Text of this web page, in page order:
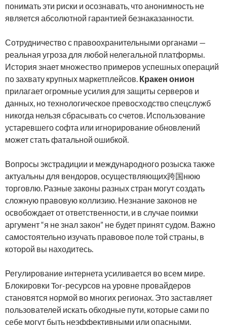
понимать эти риски и осознавать, что анонимность не
является абсолютной гарантией безнаказанности.
Сотрудничество с правоохранительными органами —
реальная угроза для любой нелегальной платформы.
История знает множество примеров успешных операций
по захвату крупных маркетплейсов. Кракен онион
прилагает огромные усилия для защиты серверов и
данных, но технологическое превосходство спецслужб
никогда нельзя сбрасывать со счетов. Использование
устаревшего софта или игнорирование обновлений
может стать фатальной ошибкой.
Вопросы экстрадиции и международного розыска также
актуальны для вендоров, осуществляющих跨国нюю
торговлю. Разные законы разных стран могут создать
сложную правовую коллизию. Незнание законов не
освобождает от ответственности, и в случае поимки
аргумент “я не знал закон” не будет принят судом. Важно
самостоятельно изучать правовое поле той страны, в
которой вы находитесь.
Регулирование интернета усиливается во всем мире.
Блокировки Tor-ресурсов на уровне провайдеров
становятся нормой во многих регионах. Это заставляет
пользователей искать обходные пути, которые сами по
себе могут быть неэффективными или опасными.